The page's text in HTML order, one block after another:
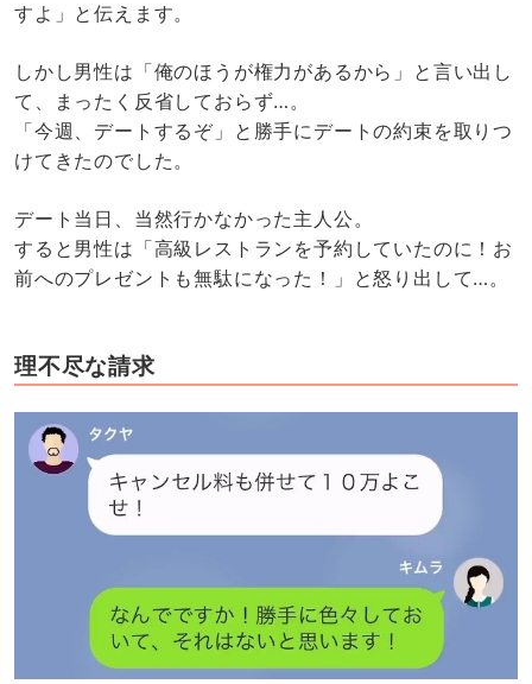
すよ」と伝えます。
しかし男性は「俺のほうが権力があるから」と言い出し
て、まったく反省しておらず…。
「今週、デートするぞ」と勝手にデートの約束を取りつ
けてきたのでした。
デート当日、当然行かなかった主人公。
すると男性は「高級レストランを予約していたのに！お
前へのプレゼントも無駄になった！」と怒り出して…。
理不尽な請求